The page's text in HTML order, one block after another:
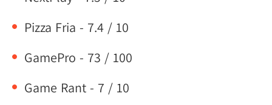
Pizza Fria - 7.4 / 10
GamePro - 73 / 100
Game Rant - 7 / 10